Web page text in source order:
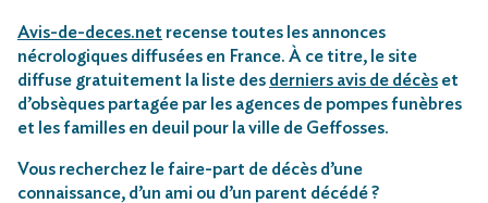
Avis-de-deces.net recense toutes les annonces
nécrologiques diffusées en France. À ce titre, le site
diffuse gratuitement la liste des derniers avis de décès et
d’obsèques partagée par les agences de pompes funèbres
et les familles en deuil pour la ville de Geffosses.
Vous recherchez le faire-part de décès d’une
connaissance, d’un ami ou d’un parent décédé ?